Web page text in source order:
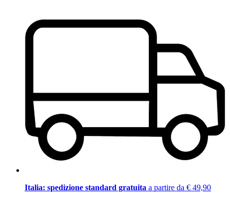
Italia: spedizione standard gratuita a partire da € 49,90